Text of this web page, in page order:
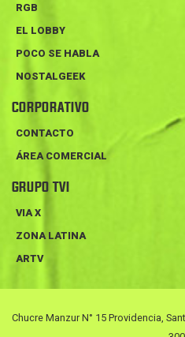
RGB
EL LOBBY
POCO SE HABLA
NOSTALGEEK
CORPORATIVO
CONTACTO
ÁREA COMERCIAL
GRUPO TVI
VIA X
ZONA LATINA
ARTV
Chucre Manzur N° 15 Providencia,